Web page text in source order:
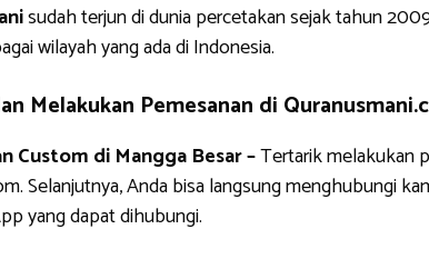
sudah terjun di dunia percetakan sejak tahun
wilayah yang ada di Indonesia.
Melakukan Pemesanan di
Custom di Mangga Besar –Tertarik melakukan
Selanjutnya, Anda bisa langsung menghubungi
yang dapat dihubungi.